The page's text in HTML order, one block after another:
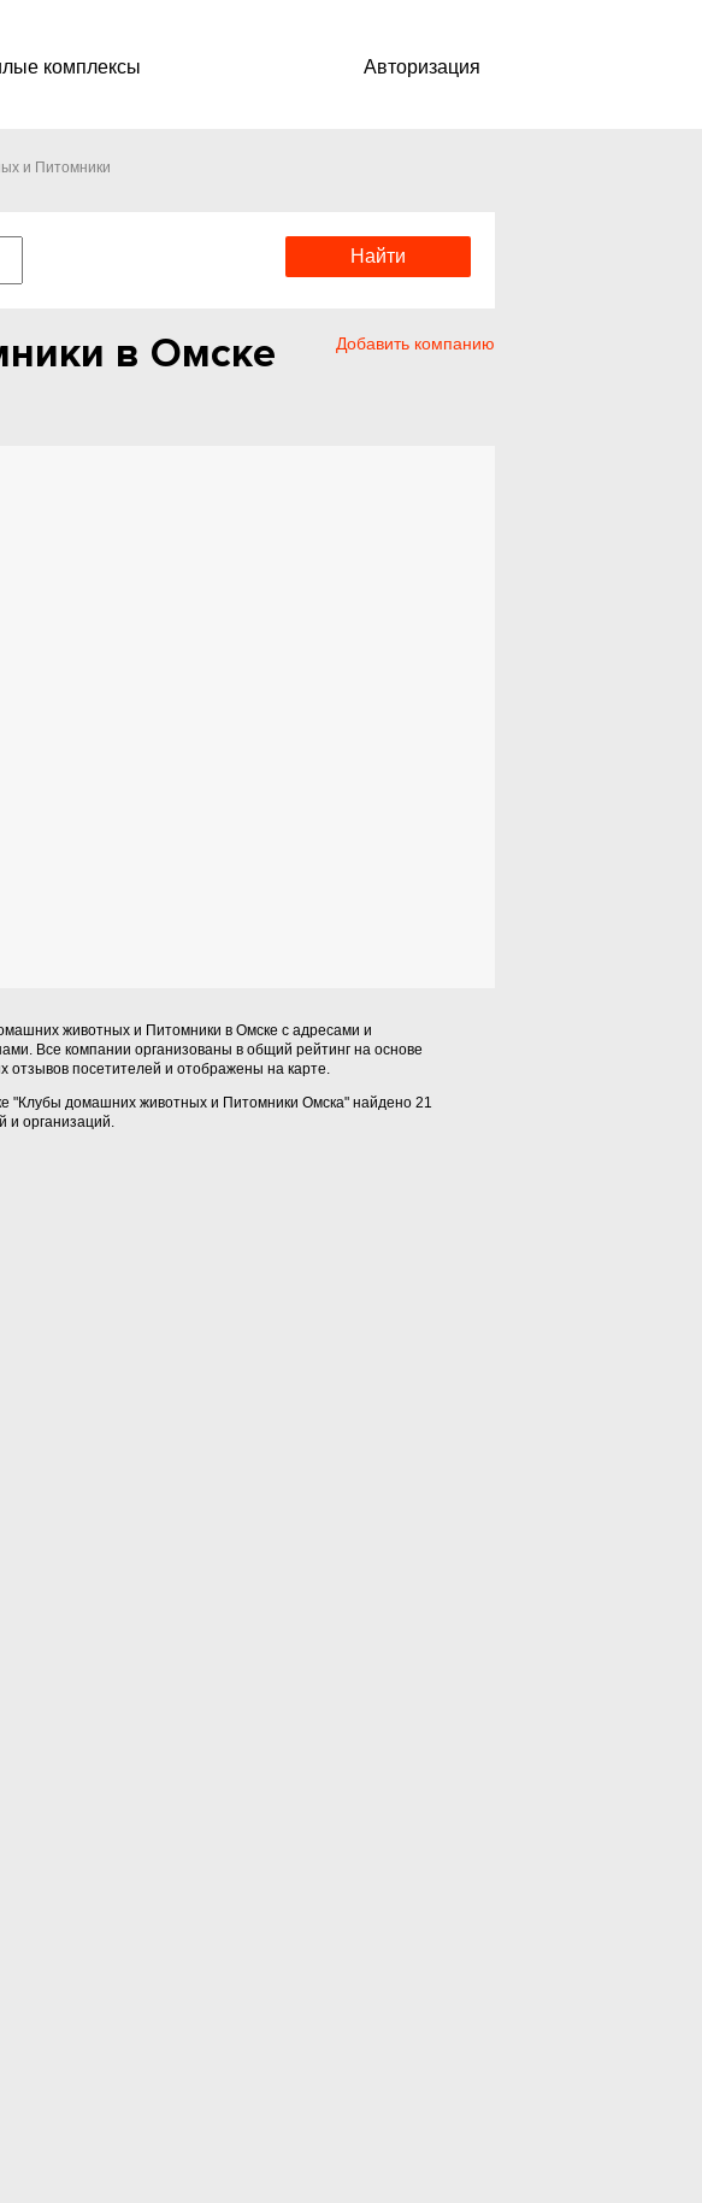
комплексы Авторизация
и Питомники
Добавить компанию
в Омске
животных и Питомники в Омске с адресами и
Все компании организованы в общий рейтинг на основе
отзывов посетителей и отображены на карте.
"Клубы домашних животных и Питомники Омска" найдено 21
и организаций.